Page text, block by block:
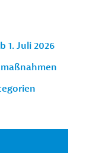
1. Juli 2026